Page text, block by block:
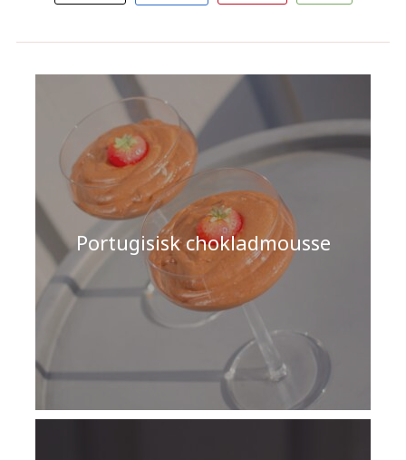
Portugisisk chokladmousse